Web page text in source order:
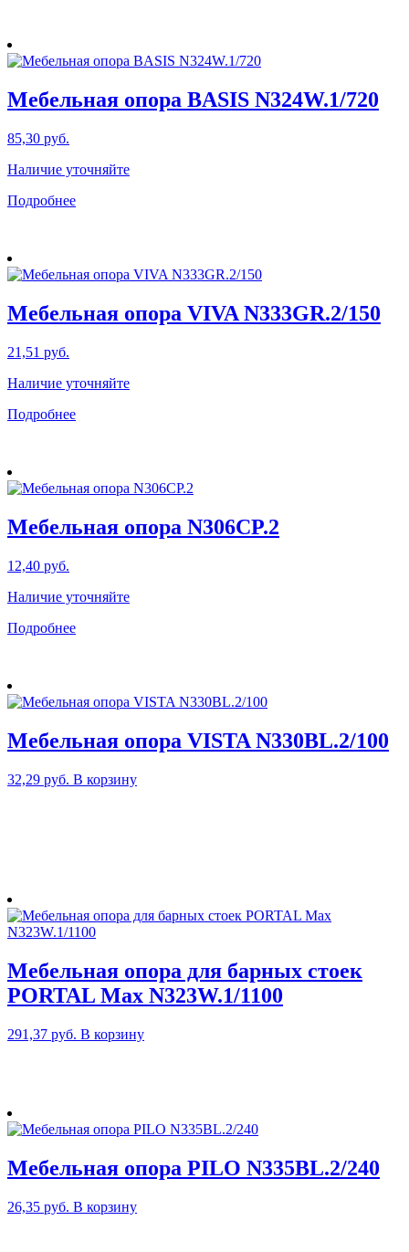
Мебельная опора BASIS N324W.1/720
85,30 руб.
Наличие уточняйте
Подробнее
Мебельная опора VIVA N333GR.2/150
21,51 руб.
Наличие уточняйте
Подробнее
Мебельная опора N306CP.2
12,40 руб.
Наличие уточняйте
Подробнее
Мебельная опора VISTA N330BL.2/100
32,29 руб. В корзину
Мебельная опора для барных стоек
PORTAL Max N323W.1/1100
291,37 руб. В корзину
Мебельная опора PILO N335BL.2/240
26,35 руб. В корзину